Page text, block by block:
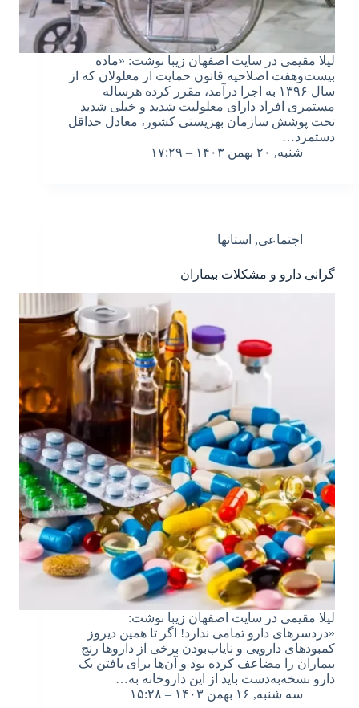
لیلا مقیمی در سایت اصفهان زیبا نوشت: «ماده
بیست‌وهفت اصلاحیه قانون حمایت از معلولان که از
سال ۱۳۹۶ به اجرا درآمد، مقرر کرده هرساله
مستمری افراد دارای معلولیت شدید و خیلی شدید
تحت پوشش سازمان بهزیستی کشور، معادل حداقل
دستمزد…
شنبه, ۲۰ بهمن ۱۴۰۳ – ۱۷:۲۹
اجتماعی, استانها
گرانی دارو و مشکلات بیماران
لیلا مقیمی در سایت اصفهان زیبا نوشت:
«دردسرهای دارو تمامی ندارد! اگر تا همین دیروز
کمبودهای دارویی و نایاب‌بودن برخی از داروها رنج
بیماران را مضاعف کرده بود و آن‌ها برای یافتن یک
دارو نسخه‌به‌دست باید از این داروخانه به…
سه شنبه, ۱۶ بهمن ۱۴۰۳ – ۱۵:۲۸